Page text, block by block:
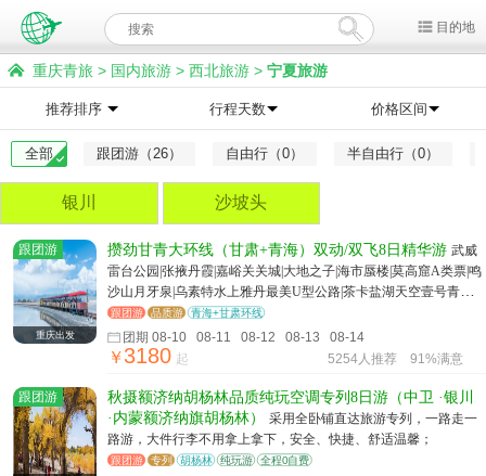
目的地
重庆青旅 > 国内旅游 > 西北旅游 > 宁夏旅游
推荐排序 行程天数 价格区间
全部 跟团游（26） 自由行（0） 半自由行（0）
银川 沙坡头
跟团游
重庆出发
攒劲甘青大环线（甘肃+青海）双动/双飞8日精华游 武威
雷台公园|张掖丹霞|嘉峪关关城|大地之子|海市蜃楼|莫高窟A类票|鸣
沙山月牙泉|乌素特水上雅丹最美U型公路|茶卡盐湖天空壹号青海
湖 |塔尔寺兰州金城之巅
跟团游 品质游 青海+甘肃环线
团期 08-10 08-11 08-12 08-13 08-14
￥3180 起 5254人推荐 91%满意
跟团游
秋摄额济纳胡杨林品质纯玩空调专列8日游（中卫 ·银川
·内蒙额济纳旗胡杨林）
采用全卧铺直达旅游专列，一路走一
路游，大件行李不用拿上拿下，安全、快捷、舒适温馨；
跟团游 专列 胡杨林 纯玩游 全程0自费